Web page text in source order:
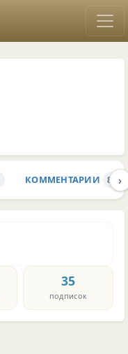
КОММЕНТАРИИ 892
›
35
подписок